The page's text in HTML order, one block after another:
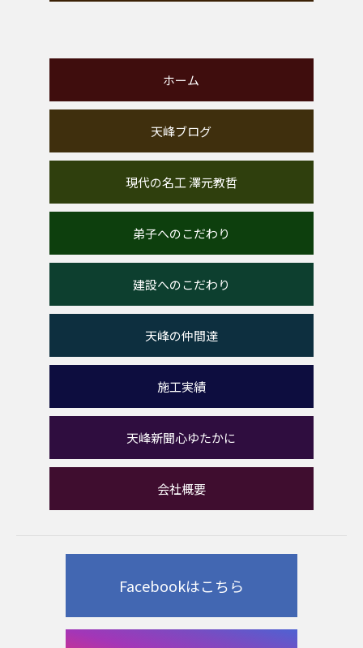
ホーム
天峰ブログ
現代の名工 澤元教哲
弟子へのこだわり
建設へのこだわり
天峰の仲間達
施工実績
天峰新聞心ゆたかに
会社概要
Facebookはこちら